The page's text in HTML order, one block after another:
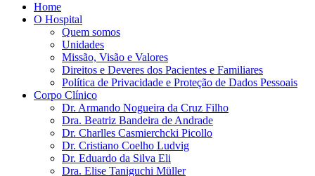
Home
O Hospital
Quem somos
Unidades
Missão, Visão e Valores
Direitos e Deveres dos Pacientes e Familiares
Política de Privacidade e Proteção de Dados Pessoais
Corpo Clínico
Dr. Armando Nogueira da Cruz Filho
Dra. Beatriz Bandeira de Andrade
Dr. Charlles Casmierchcki Picollo
Dr. Cristiano Coelho Ludvig
Dr. Eduardo da Silva Eli
Dra. Elise Taniguchi Müller